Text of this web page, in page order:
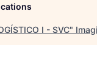
I - SVC"